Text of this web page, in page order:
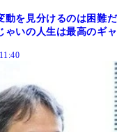
動を見分けるのは困難
ゃいの人生は最高のギ